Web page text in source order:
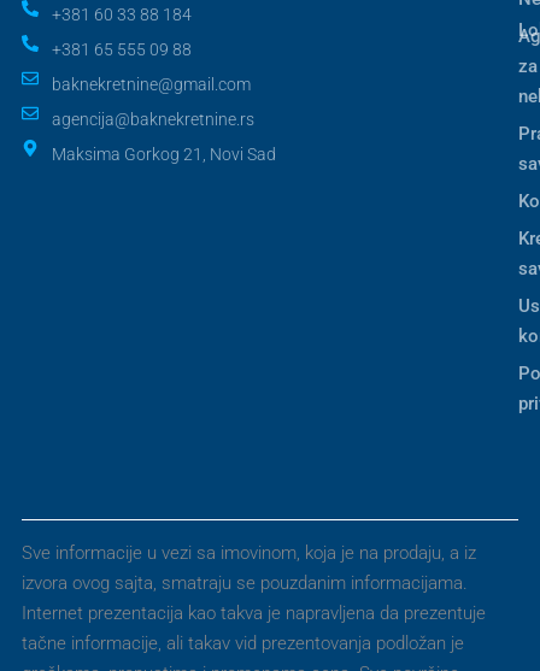
+381 60 33 88 184
+381 65 555 09 88
baknekretnine@gmail.com
agencija@baknekretnine.rs
Maksima Gorkog 21, Novi Sad
za
Sve informacije u vezi sa imovinom, koja je na prodaju, a iz
izvora ovog sajta, smatraju se pouzdanim informacijama.
Internet prezentacija kao takva je napravljena da prezentuje
tačne informacije, ali takav vid prezentovanja podložan je